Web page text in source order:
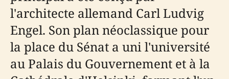
l'architecte allemand Carl Ludvig
Engel. Son plan néoclassique pour
la place du Sénat a uni l'université
au Palais du Gouvernement et à la